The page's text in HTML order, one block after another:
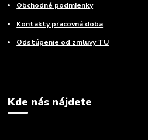
Obchodné podmienky
Kontakty pracovná doba
Odstúpenie od zmluvy TU
Kde nás nájdete